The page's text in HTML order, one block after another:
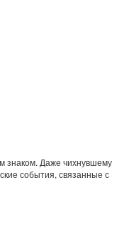
знаком. Даже чихнувшему
события, связанные с